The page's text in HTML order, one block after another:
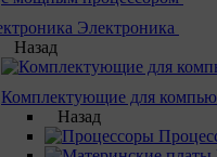
Электроника
Назад
Комплектующие для
Назад